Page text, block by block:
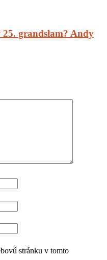
grandslam? Andy
stránku v tomto